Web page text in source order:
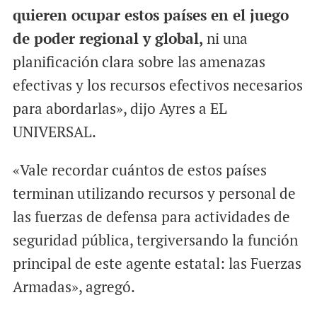
quieren ocupar estos países en el juego
de poder regional y global, ni una
planificación clara sobre las amenazas
efectivas y los recursos efectivos necesarios
para abordarlas», dijo Ayres a EL
UNIVERSAL.
«Vale recordar cuántos de estos países
terminan utilizando recursos y personal de
las fuerzas de defensa para actividades de
seguridad pública, tergiversando la función
principal de este agente estatal: las Fuerzas
Armadas», agregó.